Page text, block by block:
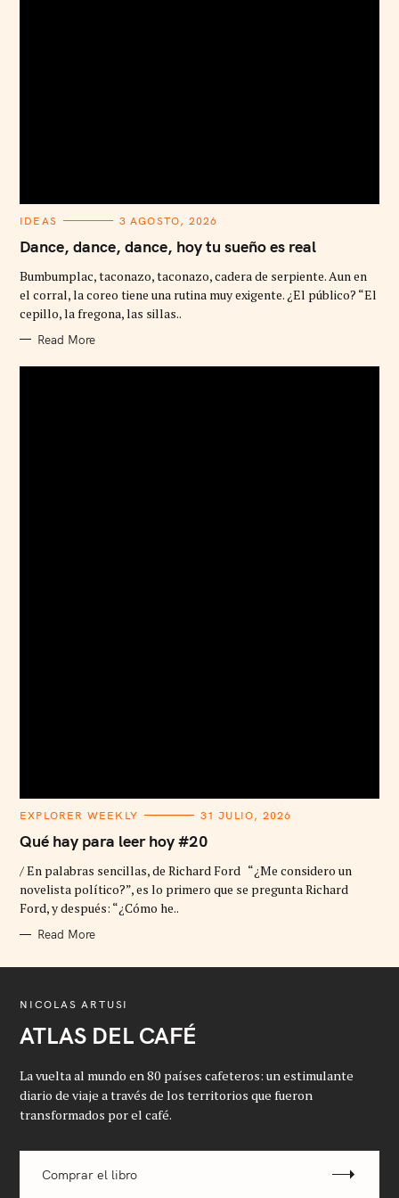
C
T
E
O
R
I
E
IDEAS 3 AGOSTO, 2026
Dance, dance, dance, hoy tu sueño es real
Bumbumplac, taconazo, taconazo, cadera de serpiente. Aun en
el corral, la coreo tiene una rutina muy exigente. ¿El público? “El
cepillo, la fregona, las sillas..
Read More
C
T
E
O
I
E
EXPLORER WEEKLY 31 JULIO, 2026
Qué hay para leer hoy #20
/ En palabras sencillas, de Richard Ford “¿Me considero un
novelista político?”, es lo primero que se pregunta Richard
Ford, y después: “¿Cómo he..
Read More
NICOLAS ARTUSI
ATLAS DEL CAFÉ
La vuelta al mundo en 80 países cafeteros: un estimulante
diario de viaje a través de los territorios que fueron
transformados por el café.
Comprar el libro